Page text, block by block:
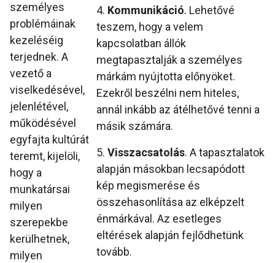
4. Kommunikáció. Lehetővé
teszem, hogy a velem
kapcsolatban állók
megtapasztalják a személyes
márkám nyújtotta előnyöket.
Ezekről beszélni nem hiteles,
annál inkább az átélhetővé tenni a
másik számára.
5.Visszacsatolás. A tapasztalatok
alapján másokban lecsapódott
kép megismerése és
összehasonlítása az elképzelt
énmárkával. Az esetleges
eltérések alapján fejlődhetünk
tovább.
személyes
problémáinak
kezeléséig
terjednek. A
vezető a
viselkedésével,
jelenlétével,
működésével
egyfajta kultúrát
teremt, kijelöli,
hogy a
munkatársai
milyen
szerepekbe
kerülhetnek,
milyen